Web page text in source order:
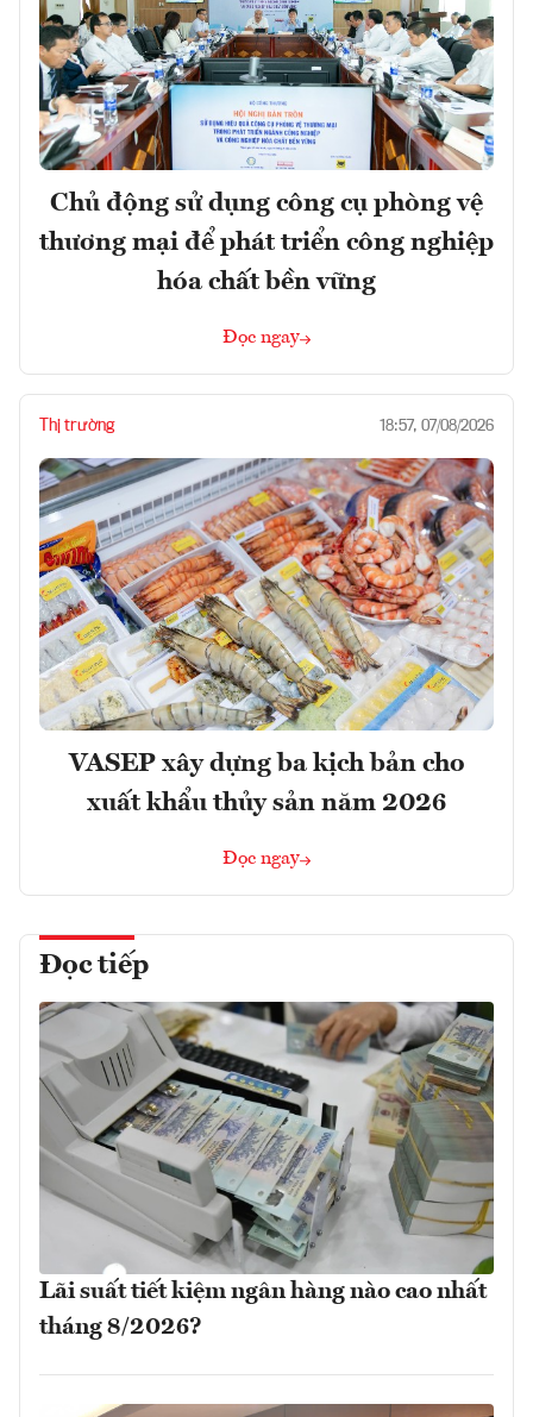
Chủ động sử dụng công cụ phòng vệ
thương mại để phát triển công nghiệp
hóa chất bền vững
Đọc ngay
Thị trường 18:57, 07/08/2026
VASEP xây dựng ba kịch bản cho
xuất khẩu thủy sản năm 2026
Đọc ngay
Đọc tiếp
Lãi suất tiết kiệm ngân hàng nào cao nhất
tháng 8/2026?